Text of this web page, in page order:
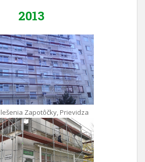
2013
Zapotôčky, Prievidza